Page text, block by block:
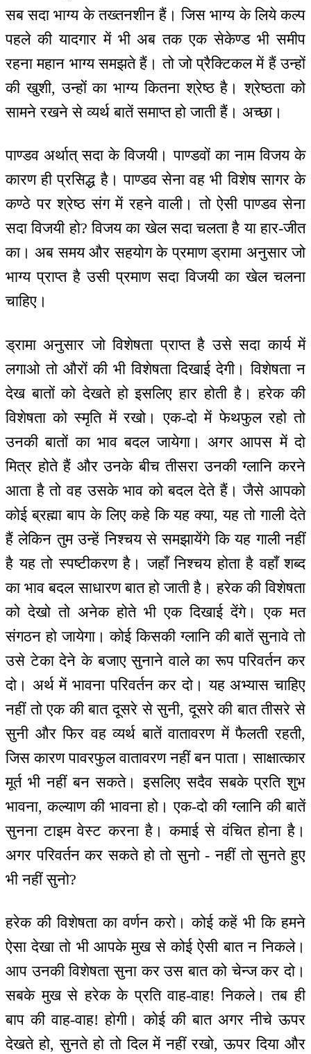
सब सदा भाग्य के तख्तनशीन हैं। जिस भाग्य के लिये कल्प
पहले की यादगार में भी अब तक एक सेकेण्ड भी समीप
रहना महान भाग्य समझते हैं। तो जो प्रैक्टिकल में हैं उन्हों
की खुशी, उन्हों का भाग्य कितना श्रेष्ठ है। श्रेष्ठता को
सामने रखने से व्यर्थ बातें समाप्त हो जाती हैं। अच्छा।
पाण्डव अर्थात् सदा के विजयी। पाण्डवों का नाम विजय के
कारण ही प्रसिद्ध है। पाण्डव सेना वह भी विशेष सागर के
कण्ठे पर श्रेष्ठ संग में रहने वाली। तो ऐसी पाण्डव सेना
सदा विजयी हो? विजय का खेल सदा चलता है या हार-जीत
का। अब समय और सहयोग के प्रमाण ड्रामा अनुसार जो
भाग्य प्राप्त है उसी प्रमाण सदा विजयी का खेल चलना
चाहिए।
ड्रामा अनुसार जो विशेषता प्राप्त है उसे सदा कार्य में
लगाओ तो औरों की भी विशेषता दिखाई देगी। विशेषता न
देख बातों को देखते हो इसलिए हार होती है। हरेक की
विशेषता को स्मृति में रखो। एक-दो में फेथफुल रहो तो
उनकी बातों का भाव बदल जायेगा। अगर आपस में दो
मित्र होते हैं और उनके बीच तीसरा उनकी ग्लानि करने
आता है तो वह उसके भाव को बदल देते हैं। जैसे आपको
कोई ब्रह्मा बाप के लिए कहे कि यह क्या, यह तो गाली देते
हैं लेकिन तुम उन्हें निश्चय से समझायेंगे कि यह गाली नहीं
है यह तो स्पष्टीकरण है। जहाँ निश्चय होता है वहाँ शब्द
का भाव बदल साधारण बात हो जाती है। हरेक की विशेषता
को देखो तो अनेक होते भी एक दिखाई देंगे। एक मत
संगठन हो जायेगा। कोई किसकी ग्लानि की बातें सुनावे तो
उसे टेका देने के बजाए सुनाने वाले का रूप परिवर्तन कर
दो। अर्थ में भावना परिवर्तन कर दो। यह अभ्यास चाहिए
नहीं तो एक की बात दूसरे से सुनी, दूसरे की बात तीसरे से
सुनी और फिर वह व्यर्थ बातें वातावरण में फैलती रहती,
जिस कारण पावरफुल वातावरण नहीं बन पाता। साक्षात्कार
मूर्त भी नहीं बन सकते। इसलिए सदैव सबके प्रति शुभ
भावना, कल्याण की भावना हो। एक-दो की ग्लानि की बातें
सुनना टाइम वेस्ट करना है। कमाई से वंचित होना है।
अगर परिवर्तन कर सकते हो तो सुनो - नहीं तो सुनते हुए
भी नहीं सुनो?
हरेक की विशेषता का वर्णन करो। कोई कहें भी कि हमने
ऐसा देखा तो भी आपके मुख से कोई ऐसी बात न निकले।
आप उनकी विशेषता सुना कर उस बात को चेन्ज कर दो।
सबके मुख से हरेक के प्रति वाह-वाह! निकले। तब ही
बाप की वाह-वाह! होगी। कोई की बात अगर नीचे ऊपर
देखते हो, सुनते हो तो दिल में नहीं रखो, ऊपर दिया और